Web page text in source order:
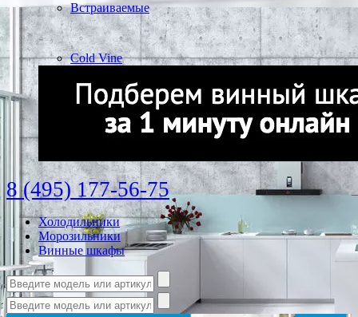
Встраиваемые
Cold Vine
8 (495) 177-56-75
Холодильники
Морозильники
Винные шкафы